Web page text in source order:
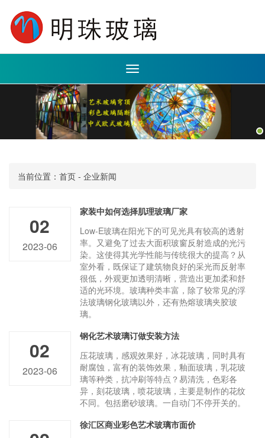
Toggle
navigation
当前位置： 首页 - 企业新闻
02
2023-06
家装中如何选择肌理玻璃厂家
Low-E玻璃在阳光下的可见光具有较高的透射
率。又避免了过去大面积玻窗反射造成的光污
染。这使得其光学性能与传统很大的提高？从
室外看，既保证了建筑物良好的采光而反射率
很低，外观更加透明清晰，营造出更加柔和舒
适的光环境。玻璃种类丰富，除了较常见的浮
法玻璃钢化玻璃以外，还有热熔玻璃夹胶玻
璃。
02
2023-06
钢化艺术玻璃订做安装方法
压花玻璃，感观效果好，冰花玻璃，同时具有
耐腐蚀，富有的装饰效果，釉面玻璃，乳花玻
璃等种类，抗冲刷等特点？易清洗，色彩各
异，刻花玻璃，喷花玻璃，主要是制作的花纹
不同。包括磨砂玻璃。一自动门不停开关的。
徐汇区商业彩色艺术玻璃市面价